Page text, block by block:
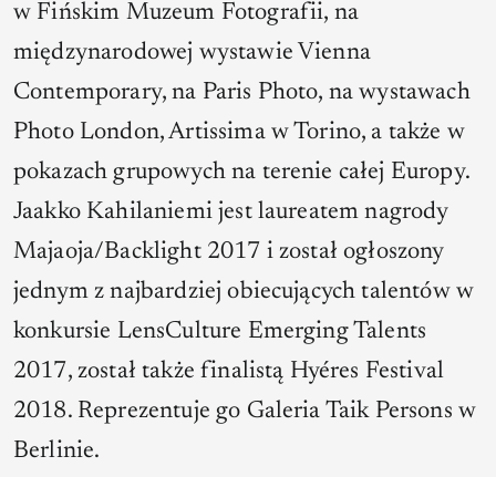
w Fińskim Muzeum Fotografii, na
międzynarodowej wystawie Vienna
Contemporary, na Paris Photo, na wystawach
Photo London, Artissima w Torino, a także w
pokazach grupowych na terenie całej Europy.
Jaakko Kahilaniemi jest laureatem nagrody
Majaoja/Backlight 2017 i został ogłoszony
jednym z najbardziej obiecujących talentów w
konkursie LensCulture Emerging Talents
2017, został także finalistą Hyéres Festival
2018. Reprezentuje go Galeria Taik Persons w
Berlinie.